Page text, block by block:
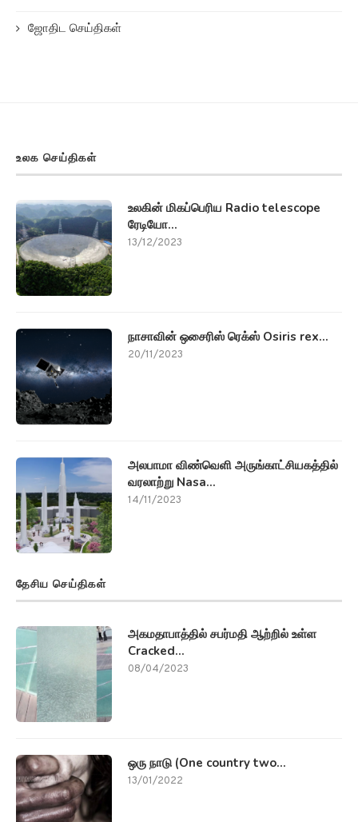
ஜோதிட செய்திகள்
உலக செய்திகள்
உலகின் மிகப்பெரிய Radio telescope
ரேடியோ...
13/12/2023
நாசாவின் ஒசைரிஸ் ரெக்ஸ் Osiris rex...
20/11/2023
அலபாமா விண்வெளி அருங்காட்சியகத்தில்
வரலாற்று Nasa...
14/11/2023
தேசிய செய்திகள்
அகமதாபாத்தில் சபர்மதி ஆற்றில் உள்ள
Cracked...
08/04/2023
ஒரு நாடு (One country two...
13/01/2022